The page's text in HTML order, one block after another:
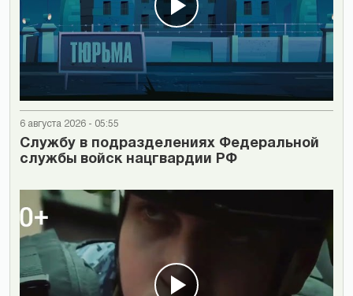
6 августа 2026 - 05:55
Cлужбу в подразделениях Федеральной
службы войск нацгвардии РФ